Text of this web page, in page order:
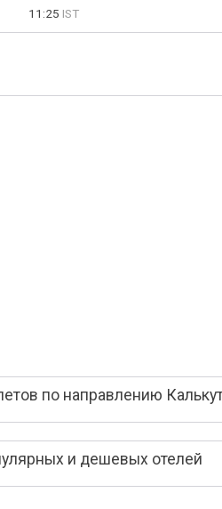
11:25 IST
по направлению
и дешевых отелей